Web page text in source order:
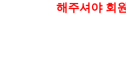
해 주셔야 회